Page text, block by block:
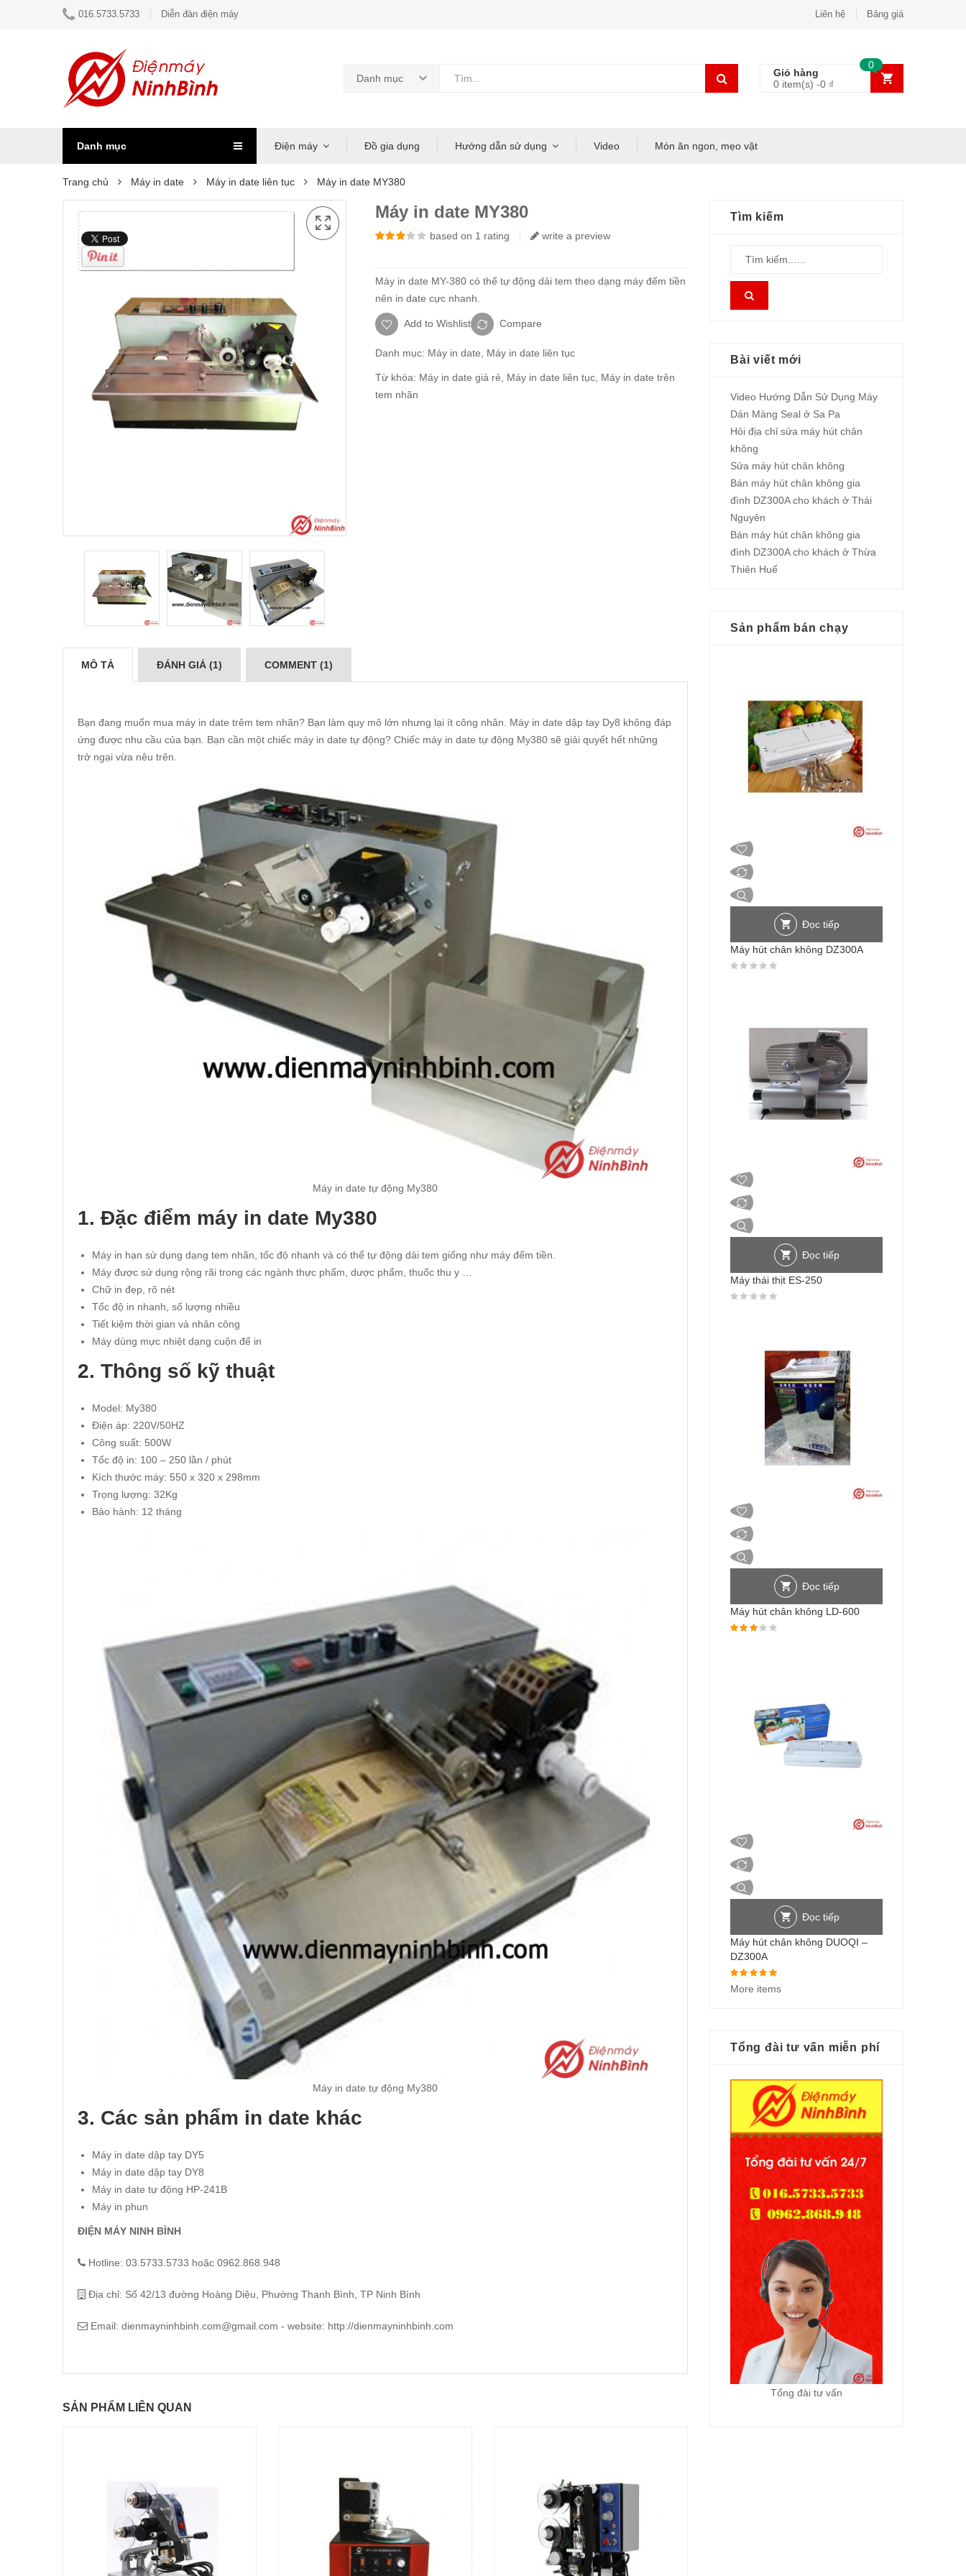
016.5733.5733 Diễn đàn điện máy Liên hệ Bảng giá
Danh mục
Giỏ hàng
0 item(s) -0 ₫
0
Danh mục Điện máy Đồ gia dụng Hướng dẫn sử dụng Video Món ăn ngon, mẹo vặt
Trang chủ Máy in date Máy in date liên tục Máy in date MY380
Máy in date MY380
3.00out of
based on 1 rating write a preview
Máy in date MY-380 có thể tự động dải tem theo dạng máy đếm tiền
nên in date cực nhanh.
Add to Wishlist Compare
Danh mục: Máy in date Máy in date liên tục
Từ khóa: Máy in date giá rẻ Máy in date liên tục Máy in date trên
tem nhãn
MÔ TẢ ĐÁNH GIÁ (1) COMMENT (1)
Bạn đang muốn mua máy in date trêm tem nhãn? Bạn làm quy mô lớn nhưng lại ít công nhân. Máy in date dập tay Dy8 không đáp
ứng được nhu cầu của bạn. Bạn cần một chiếc máy in date tự động? Chiếc máy in date tự động My380 sẽ giải quyết hết những
trở ngại vừa nêu trên.
Máy in date tự động My380
1. Đặc điểm máy in date My380
Máy in hạn sử dụng dạng tem nhãn, tốc độ nhanh và có thể tự động dải tem giống như máy đếm tiền.
Máy được sử dụng rộng rãi trong các ngành thực phẩm, dược phẩm, thuốc thu y …
Chữ in đẹp, rõ nét
Tốc độ in nhanh, số lượng nhiều
Tiết kiệm thời gian và nhân công
Máy dùng mực nhiệt dạng cuộn để in
2. Thông số kỹ thuật
Model: My380
Điện áp: 220V/50HZ
Công suất: 500W
Tốc độ in: 100 – 250 lần / phút
Kích thước máy: 550 x 320 x 298mm
Trọng lượng: 32Kg
Bảo hành: 12 tháng
Máy in date tự động My380
3. Các sản phẩm in date khác
Máy in date dập tay DY5
Máy in date dập tay DY8
Máy in date tự động HP-241B
Máy in phun
ĐIỆN MÁY NINH BÌNH
Hotline: 03.5733.5733 hoặc 0962.868.948
Địa chỉ: Số 42/13 đường Hoàng Diệu, Phường Thanh Bình, TP Ninh Bình
Email: dienmayninhbinh.com@gmail.com - website: http://dienmayninhbinh.com
SẢN PHẨM LIÊN QUAN
Tìm kiếm
Bài viết mới
Video Hướng Dẫn Sử Dụng Máy
Dán Màng Seal ở Sa Pa
Hỏi địa chỉ sửa máy hút chân
không
Sửa máy hút chân không
Bán máy hút chân không gia
đình DZ300A cho khách ở Thái
Nguyên
Bán máy hút chân không gia
đình DZ300A cho khách ở Thừa
Thiên Huế
Sản phẩm bán chạy
Đọc tiếp
Máy hút chân không DZ300A
Đọc tiếp
Máy thái thịt ES-250
Đọc tiếp
Máy hút chân không LD-600
Đọc tiếp
Máy hút chân không DUOQI –
DZ300A
More items
Tổng đài tư vấn miễn phí
Tổng đài tư vấn